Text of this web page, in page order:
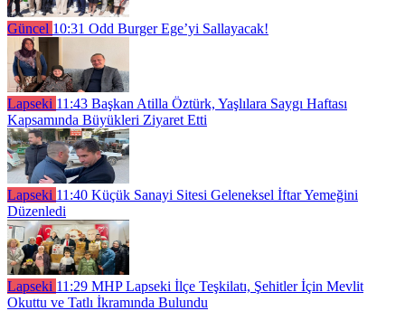
Güncel 10:31 Odd Burger Ege’yi Sallayacak!
Lapseki 11:43 Başkan Atilla Öztürk, Yaşlılara Saygı Haftası
Kapsamında Büyükleri Ziyaret Etti
Lapseki 11:40 Küçük Sanayi Sitesi Geleneksel İftar Yemeğini
Düzenledi
Lapseki 11:29 MHP Lapseki İlçe Teşkilatı, Şehitler İçin Mevlit
Okuttu ve Tatlı İkramında Bulundu